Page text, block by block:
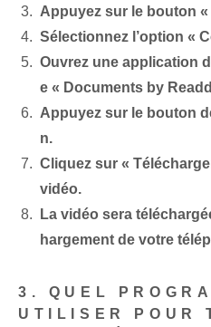
Appuyez sur le bouton
Sélectionnez l’option «
Ouvrez une application
e « Documents by
Appuyez sur le bouton
n.
Cliquez sur «
vidéo.
La vidéo sera
hargement de votre
3. QUEL
UTILISER POUR